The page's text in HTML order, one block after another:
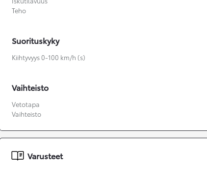
Teho
Suorituskyky
Kiihtyvyys 0-100 km/h (s)
Vaihteisto
Vetotapa
Vaihteisto
Varusteet